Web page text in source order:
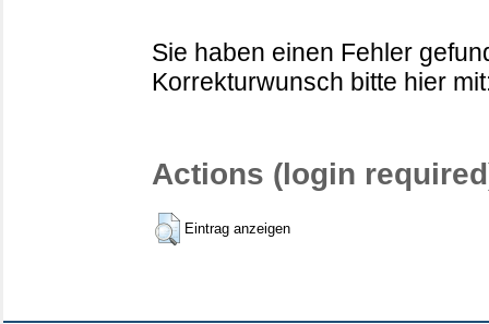
Sie haben einen Fehler
Korrekturwunsch bitte hier
Actions (login
Eintrag anzeigen